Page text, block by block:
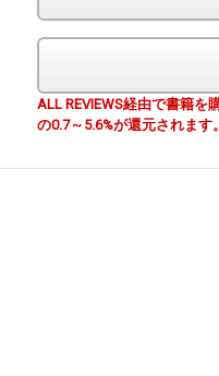
ALL REVIEWS経由で書籍
の0.7～5.6%が還元されます